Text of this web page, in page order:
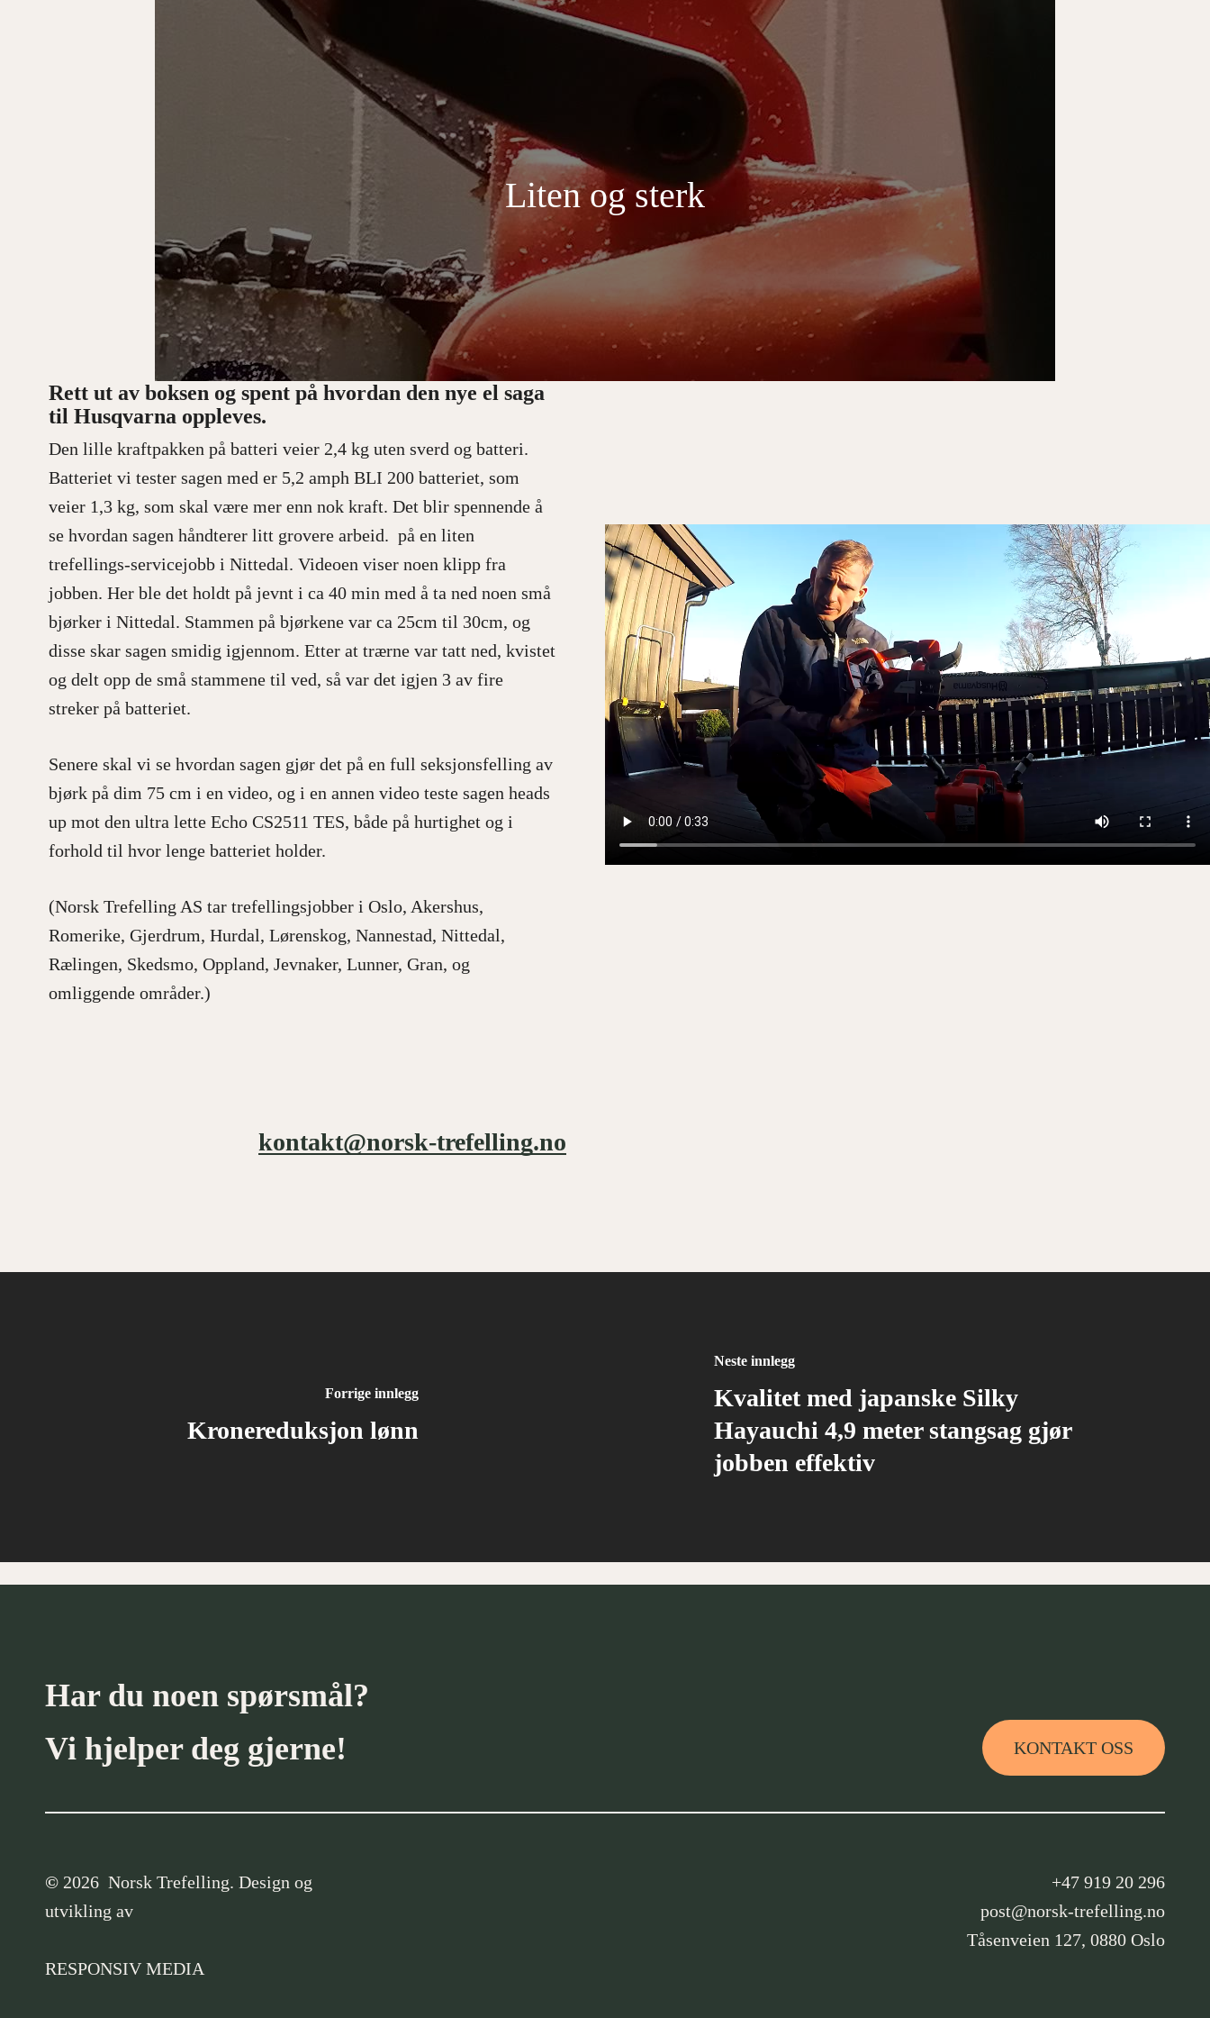
Liten og sterk
Rett ut av boksen og spent på hvordan den nye el saga
til Husqvarna oppleves.
Den lille kraftpakken på batteri veier 2,4 kg uten sverd og batteri.
Batteriet vi tester sagen med er 5,2 amph BLI 200 batteriet, som
veier 1,3 kg, som skal være mer enn nok kraft. Det blir spennende å
se hvordan sagen håndterer litt grovere arbeid. på en liten
trefellings-servicejobb i Nittedal. Videoen viser noen klipp fra
jobben. Her ble det holdt på jevnt i ca 40 min med å ta ned noen små
bjørker i Nittedal. Stammen på bjørkene var ca 25cm til 30cm, og
disse skar sagen smidig igjennom. Etter at trærne var tatt ned, kvistet
og delt opp de små stammene til ved, så var det igjen 3 av fire
streker på batteriet.
Senere skal vi se hvordan sagen gjør det på en full seksjonsfelling av
bjørk på dim 75 cm i en video, og i en annen video teste sagen heads
up mot den ultra lette Echo CS2511 TES, både på hurtighet og i
forhold til hvor lenge batteriet holder.
(Norsk Trefelling AS tar trefellingsjobber i Oslo, Akershus,
Romerike, Gjerdrum, Hurdal, Lørenskog, Nannestad, Nittedal,
Rælingen, Skedsmo, Oppland, Jevnaker, Lunner, Gran, og
omliggende områder.)
kontakt@norsk-trefelling.no
Forrige innlegg
Kronereduksjon lønn
Neste innlegg
Kvalitet med japanske Silky
Hayauchi 4,9 meter stangsag gjør
jobben effektiv
Har du noen spørsmål?
Vi hjelper deg gjerne!
KONTAKT OSS
© 2026 Norsk Trefelling. Design og
utvikling av
RESPONSIV MEDIA
+47 919 20 296
post@norsk-trefelling.no
Tåsenveien 127, 0880 Oslo